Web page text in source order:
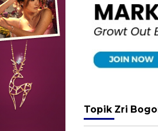
Topik Zri